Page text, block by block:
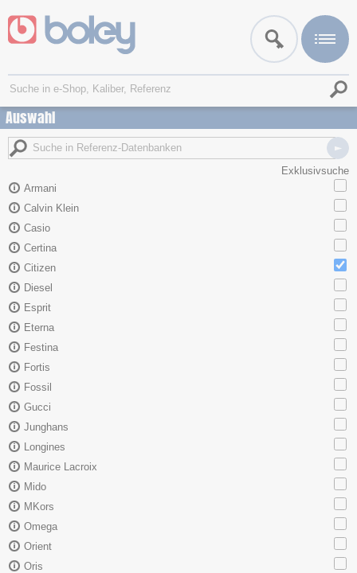
Auswahl
Exklusivsuche
Armani
Calvin Klein
Casio
Certina
Citizen
Diesel
Esprit
Eterna
Festina
Fortis
Fossil
Gucci
Junghans
Longines
Maurice Lacroix
Mido
MKors
Omega
Orient
Oris